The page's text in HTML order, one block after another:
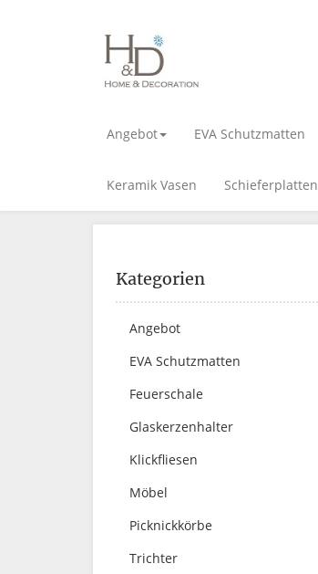
Angebot EVA Schutzmatten
Keramik Vasen Schieferplatten
Kategorien
Angebot
EVA Schutzmatten
Feuerschale
Glaskerzenhalter
Klickfliesen
Möbel
Picknickkörbe
Trichter